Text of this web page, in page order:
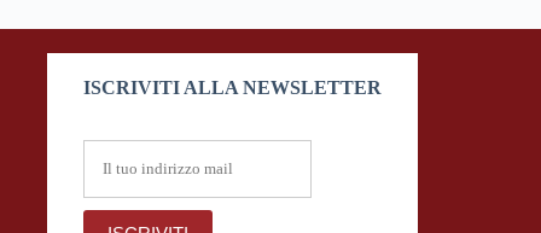
ISCRIVITI ALLA NEWSLETTER